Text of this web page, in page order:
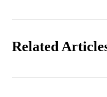
Related